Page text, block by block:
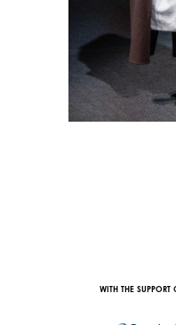
WITH THE SUPPORT